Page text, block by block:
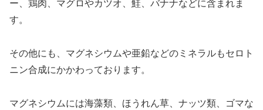
ー、 鶏肉、マグロやカツオ、鮭、 バナナなどに含まれま
す。
その他にも、 マグネシウムや亜鉛などのミネラルもセロト
ニン合成にかかわっております。
マグネシウムには海藻類、 ほうれん草、ナッツ類、ゴマな